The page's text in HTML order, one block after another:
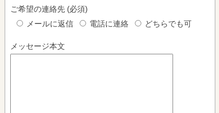
ご希望の連絡先 (必須)
メールに返信
電話に連絡 どちらでも可
メッセージ本文